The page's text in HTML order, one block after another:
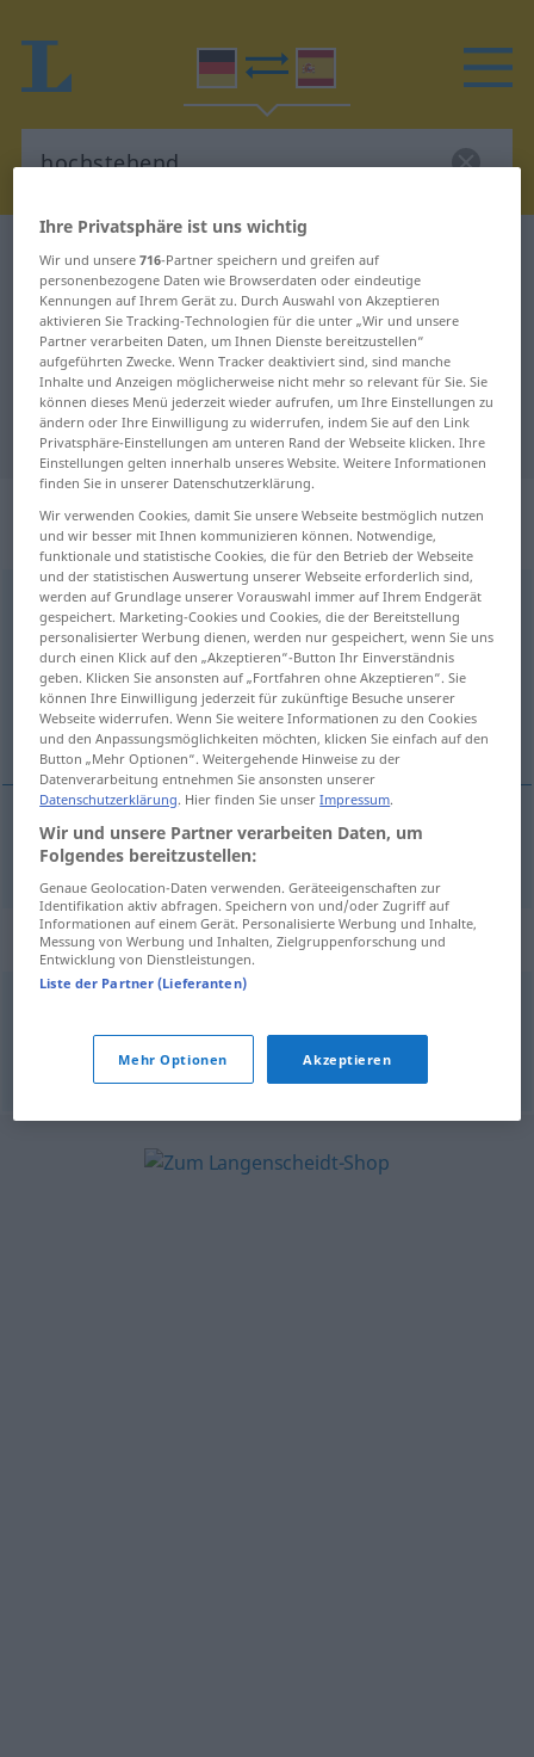
Deutsch-Spanisch Wörterbuch hochstehend
Deutsch-Spanisch Übersetzung für
"hochstehend"
"hochstehend" Spanisch
Übersetzung
„hochstehend“: als Adjektiv
gebraucht
hochstehendadjt
Übersicht aller Übersetzungen
(Für mehr Details die Übersetzung anklicken/antippen)
de alto nivel
dealto nivel hochstehend
Synonyme für "hochstehend"
© OpenThesaurus.de
Ihre Privatsphäre ist uns wichtig
Wir und unsere716-Partner speichern und greifen auf
personenbezogene Daten wie Browserdaten oder eindeutige
Kennungen auf Ihrem Gerät zu. Durch Auswahl von Akzeptieren
aktivieren Sie Tracking-Technologien für die unter „Wir und unsere
Partner verarbeiten Daten, um Ihnen Dienste bereitzustellen“
aufgeführten Zwecke. Wenn Tracker deaktiviert sind, sind manche
Inhalte und Anzeigen möglicherweise nicht mehr so relevant für Sie. Sie
können dieses Menü jederzeit wieder aufrufen, um Ihre Einstellungen zu
ändern oder Ihre Einwilligung zu widerrufen, indem Sie auf den Link
Privatsphäre-Einstellungen am unteren Rand der Webseite klicken. Ihre
Einstellungen gelten innerhalb unseres Website. Weitere Informationen
finden Sie in unserer Datenschutzerklärung.
Wir verwenden Cookies, damit Sie unsere Webseite bestmöglich nutzen
und wir besser mit Ihnen kommunizieren können. Notwendige,
funktionale und statistische Cookies, die für den Betrieb der Webseite
und der statistischen Auswertung unserer Webseite erforderlich sind,
werden auf Grundlage unserer Vorauswahl immer auf Ihrem Endgerät
gespeichert. Marketing-Cookies und Cookies, die der Bereitstellung
personalisierter Werbung dienen, werden nur gespeichert, wenn Sie uns
durch einen Klick auf den „Akzeptieren“-Button Ihr Einverständnis
geben. Klicken Sie ansonsten auf „Fortfahren ohne Akzeptieren“. Sie
können Ihre Einwilligung jederzeit für zukünftige Besuche unserer
Webseite widerrufen. Wenn Sie weitere Informationen zu den Cookies
und den Anpassungsmöglichkeiten möchten, klicken Sie einfach auf den
Button „Mehr Optionen“. Weitergehende Hinweise zu der
Datenverarbeitung entnehmen Sie ansonsten unserer
Datenschutzerklärung. Hier finden Sie unserImpressum.
Wir und unsere Partner verarbeiten Daten, um
Folgendes bereitzustellen:
Genaue Geolocation-Daten verwenden. Geräteeigenschaften zur
Identifikation aktiv abfragen. Speichern von und/oder Zugriff auf
Informationen auf einem Gerät. Personalisierte Werbung und Inhalte,
Messung von Werbung und Inhalten, Zielgruppenforschung und
Entwicklung von Dienstleistungen.
Liste der Partner (Lieferanten)
Mehr Optionen Akzeptieren